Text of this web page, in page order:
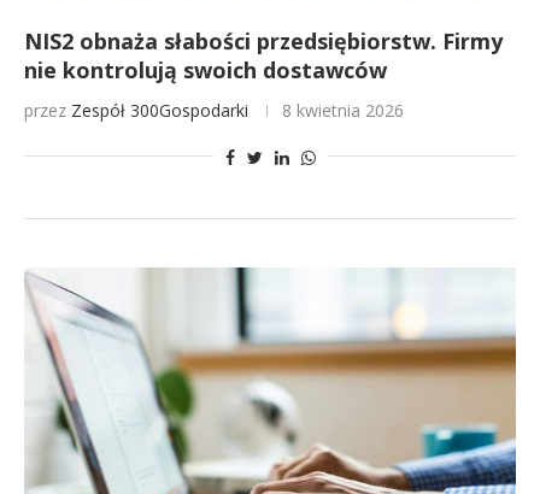
NIS2 obnaża słabości przedsiębiorstw. Firmy
nie kontrolują swoich dostawców
przez Zespół 300Gospodarki 8 kwietnia 2026